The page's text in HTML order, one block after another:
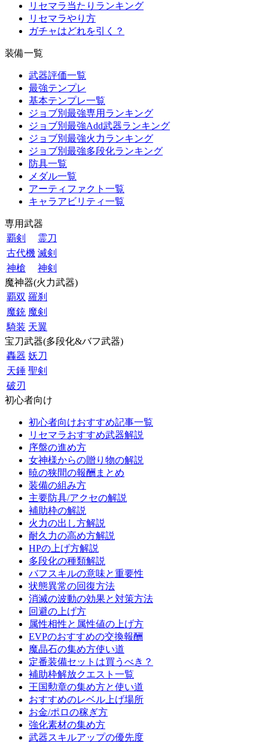
リセマラ当たりランキング
リセマラやり方
ガチャはどれを引く？
装備一覧
武器評価一覧
最強テンプレ
基本テンプレ一覧
ジョブ別最強専用ランキング
ジョブ別最強Add武器ランキング
ジョブ別最強火力ランキング
ジョブ別最強多段化ランキング
防具一覧
メダル一覧
アーティファクト一覧
キャラアビリティ一覧
専用武器
覇剣
霊刀
古代機 滅剣
神槍
神剣
魔神器(火力武器)
覇双 羅刹
魔銃 魔剣
騎装 天翼
宝刀武器(多段化&バフ武器)
轟器 妖刀
天錘 聖剣
破刃
初心者向け
初心者向けおすすめ記事一覧
リセマラおすすめ武器解説
序盤の進め方
女神様からの贈り物の解説
暁の狭間の報酬まとめ
装備の組み方
主要防具/アクセの解説
補助枠の解説
火力の出し方解説
耐久力の高め方解説
HPの上げ方解説
多段化の種類解説
バフスキルの意味と重要性
状態異常の回復方法
消滅の波動の効果と対策方法
回避の上げ方
属性相性と属性値の上げ方
EVPのおすすめの交換報酬
魔晶石の集め方使い道
定番装備セットは買うべき？
補助枠解放クエスト一覧
王国勲章の集め方と使い道
おすすめのレベル上げ場所
お金/ポロの稼ぎ方
強化素材の集め方
武器スキルアップの優先度